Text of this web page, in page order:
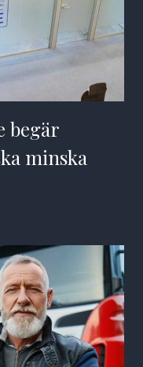
begär
minska